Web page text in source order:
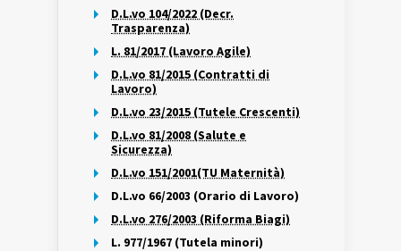
D.L.vo 104/2022 (Decr.
Trasparenza)
L. 81/2017 (Lavoro Agile)
D.L.vo 81/2015 (Contratti di
Lavoro)
D.L.vo 23/2015 (Tutele Crescenti)
D.L.vo 81/2008 (Salute e
Sicurezza)
D.L.vo 151/2001(TU Maternità)
D.L.vo 66/2003 (Orario di Lavoro)
D.L.vo 276/2003 (Riforma Biagi)
L. 977/1967 (Tutela minori)